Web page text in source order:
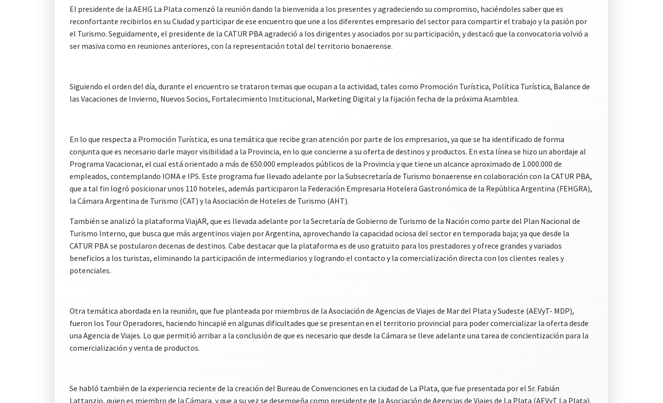
El presidente de la AEHG La Plata comenzó la reunión dando la bienvenida a los presentes y agradeciendo su compromiso, haciéndoles saber que es
reconfortante recibirlos en su Ciudad y participar de ese encuentro que une a los diferentes empresario del sector para compartir el trabajo y la pasión por
el Turismo. Seguidamente, el presidente de la CATUR PBA agradeció a los dirigentes y asociados por su participación, y destacó que la convocatoria volvió a
ser masiva como en reuniones anteriores, con la representación total del territorio bonaerense.
Siguiendo el orden del día, durante el encuentro se trataron temas que ocupan a la actividad, tales como Promoción Turística, Política Turística, Balance de
las Vacaciones de Invierno, Nuevos Socios, Fortalecimiento Institucional, Marketing Digital y la fijación fecha de la próxima Asamblea.
En lo que respecta a Promoción Turística, es una temática que recibe gran atención por parte de los empresarios, ya que se ha identificado de forma
conjunta que es necesario darle mayor visibilidad a la Provincia, en lo que concierne a su oferta de destinos y productos. En esta línea se hizo un abordaje al
Programa Vacacionar, el cual está orientado a más de 650.000 empleados públicos de la Provincia y que tiene un alcance aproximado de 1.000.000 de
empleados, contemplando IOMA e IPS. Este programa fue llevado adelante por la Subsecretaría de Turismo bonaerense en colaboración con la CATUR PBA,
que a tal fin logró posicionar unos 110 hoteles, además participaron la Federación Empresaria Hotelera Gastronómica de la República Argentina (FEHGRA),
la Cámara Argentina de Turismo (CAT) y la Asociación de Hoteles de Turismo (AHT).
También se analizó la plataforma ViajAR, que es llevada adelante por la Secretaría de Gobierno de Turismo de la Nación como parte del Plan Nacional de
Turismo Interno, que busca que más argentinos viajen por Argentina, aprovechando la capacidad ociosa del sector en temporada baja; ya que desde la
CATUR PBA se postularon decenas de destinos. Cabe destacar que la plataforma es de uso gratuito para los prestadores y ofrece grandes y variados
beneficios a los turistas, eliminando la participación de intermediarios y logrando el contacto y la comercialización directa con los clientes reales y
potenciales.
Otra temática abordada en la reunión, que fue planteada por miembros de la Asociación de Agencias de Viajes de Mar del Plata y Sudeste (AEVyT- MDP),
fueron los Tour Operadores, haciendo hincapié en algunas dificultades que se presentan en el territorio provincial para poder comercializar la oferta desde
una Agencia de Viajes. Lo que permitió arribar a la conclusión de que es necesario que desde la Cámara se lleve adelante una tarea de concientización para la
comercialización y venta de productos.
Se habló también de la experiencia reciente de la creación del Bureau de Convenciones en la ciudad de La Plata, que fue presentada por el Sr. Fabián
Lattanzio, quien es miembro de la Cámara, y que a su vez se desempeña como presidente de la Asociación de Agencias de Viajes de La Plata (AEVyT La Plata).